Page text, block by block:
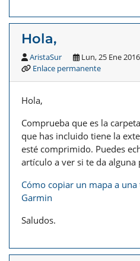
Hola,
AristaSur
Lun, 25 Ene
Enlace permanente
Hola,
Comprueba que es la
que has incluido tiene la
esté comprimido. Puedes
artículo a ver si te da alguna
Cómo copiar un mapa a una
Garmin
Saludos.